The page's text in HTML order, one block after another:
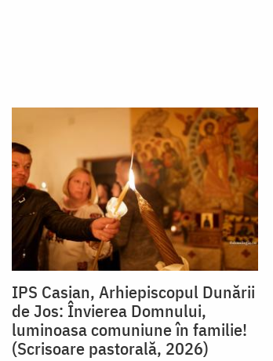
IPS Casian, Arhiepiscopul Dunării
de Jos: Învierea Domnului,
luminoasa comuniune în familie!
(Scrisoare pastorală, 2026)